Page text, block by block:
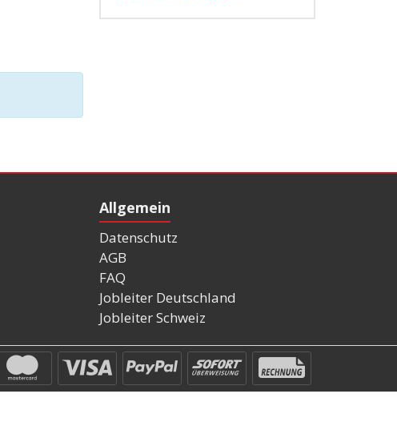
Allgemein
Datenschutz
AGB
FAQ
Jobleiter Deutschland
Jobleiter Schweiz